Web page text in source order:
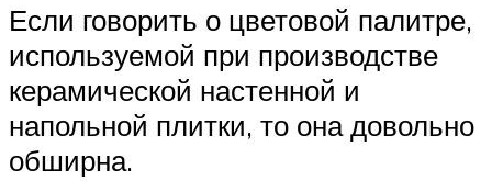
Если говорить о цветовой палитре,
используемой при производстве
керамической настенной и
напольной плитки, то она довольно
обширна.